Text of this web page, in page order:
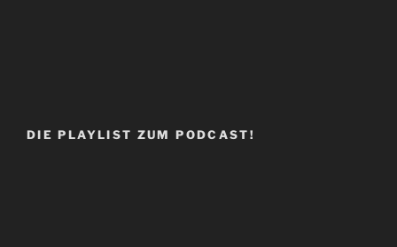
DIE PLAYLIST ZUM PODCAST!